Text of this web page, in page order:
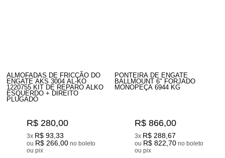
ALMOFADAS DE FRICÇÃO DO
ENGATE AKS 3004 AL-KO
1220755 KIT DE REPARO ALKO
ESQUERDO + DIREITO
PLUGADO
R$ 280,00
3x R$ 93,33
ou R$ 266,00 no boleto
ou pix
PONTEIRA DE ENGATE
BALLMOUNT 6" FORJADO
MONOPEÇA 6944 KG
R$ 866,00
3x R$ 288,67
ou R$ 822,70 no boleto
ou pix